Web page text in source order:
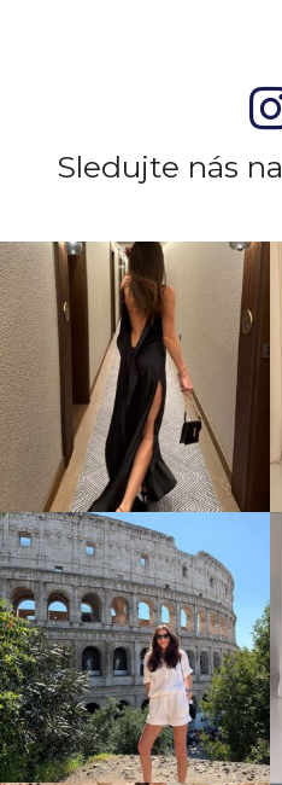
Sledujte nás na